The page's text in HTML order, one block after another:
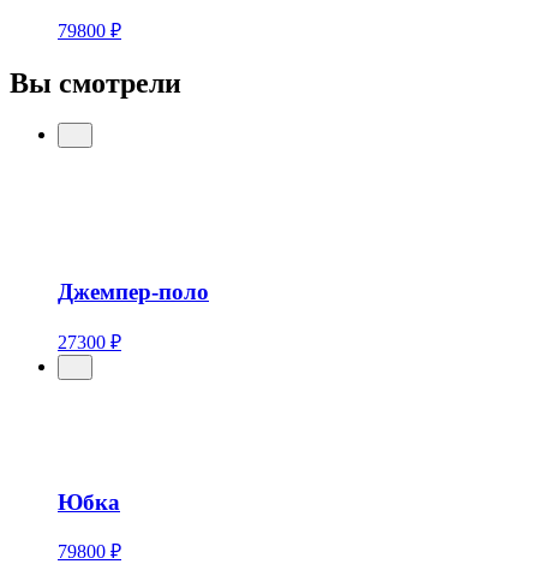
79800 ₽
Вы смотрели
Джемпер-поло
27300 ₽
Юбка
79800 ₽